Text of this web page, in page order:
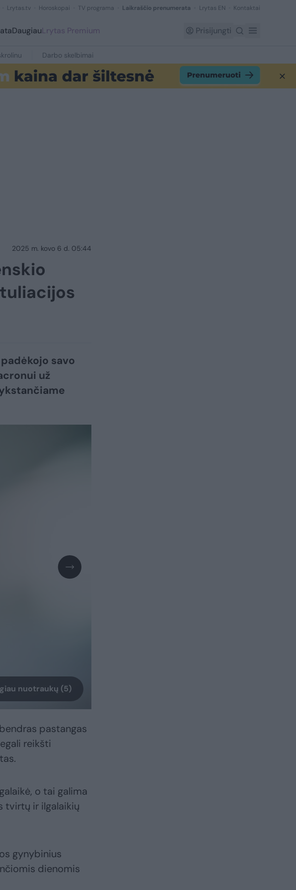
Lrytas.tv Horoskopai TV programa Laikraščio prenumerata Lrytas EN Kontaktai
DaugiauLrytas Premium Prisijungti
Darbo skelbimai
2025 m. kovo 6 d. 05:44
savo
už
nuotraukų (5)
pastangas
reikšti
o tai galima
tvirtų ir ilgalaikių
gynybinius
dienomis